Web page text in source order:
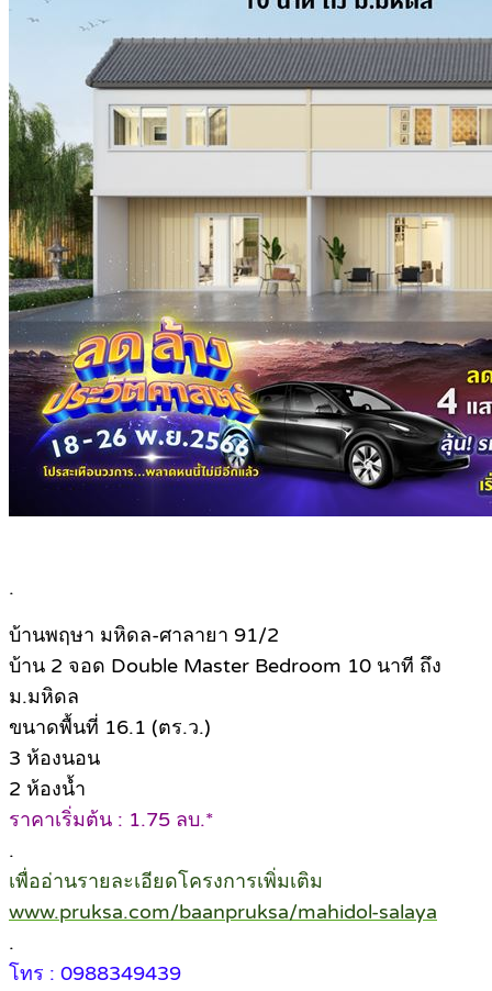
.
บ้านพฤษา มหิดล-ศาลายา 91/2
บ้าน 2 จอด Double Master Bedroom 10 นาที ถึง
ม.มหิดล
ขนาดพื้นที่ 16.1 (ตร.ว.)
3 ห้องนอน
2 ห้องน้ำ
ราคาเริ่มต้น : 1.75 ลบ.*
.
เพื่ออ่านรายละเอียดโครงการเพิ่มเติม
www.pruksa.com/baanpruksa/mahidol-salaya
.
โทร : 0988349439